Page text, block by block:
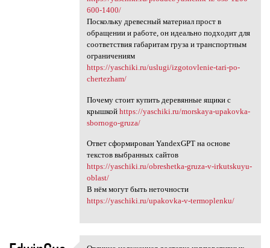
600-1400/
Поскольку древесный материал прост в
обращении и работе, он идеально подходит для
соответствия габаритам груза и транспортным
ограничениям
https://yaschiki.ru/uslugi/izgotovlenie-tari-po-
chertezham/
Почему стоит купить деревянные ящики с
крышкой https://yaschiki.ru/morskaya-upakovka-
sbornogo-gruza/
Ответ сформирован YandexGPT на основе
текстов выбранных сайтов
https://yaschiki.ru/obreshetka-gruza-v-irkutskuyu-
oblast/
В нём могут быть неточности
https://yaschiki.ru/upakovka-v-termoplenku/